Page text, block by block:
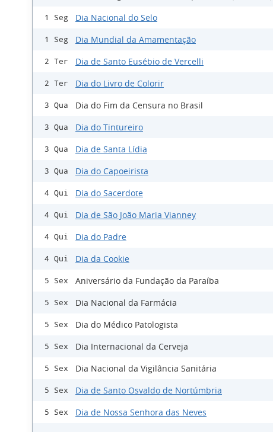
1 Seg Dia Nacional do Selo
1 Seg Dia Mundial da Amamentação
2 Ter Dia de Santo Eusébio de Vercelli
2 Ter Dia do Livro de Colorir
3 Qua Dia do Fim da Censura no Brasil
3 Qua Dia do Tintureiro
3 Qua Dia de Santa Lídia
3 Qua Dia do Capoeirista
4 Qui Dia do Sacerdote
4 Qui Dia de São João Maria Vianney
4 Qui Dia do Padre
4 Qui Dia da Cookie
5 Sex Aniversário da Fundação da Paraíba
5 Sex Dia Nacional da Farmácia
5 Sex Dia do Médico Patologista
5 Sex Dia Internacional da Cerveja
5 Sex Dia Nacional da Vigilância Sanitária
5 Sex Dia de Santo Osvaldo de Nortúmbria
5 Sex Dia de Nossa Senhora das Neves